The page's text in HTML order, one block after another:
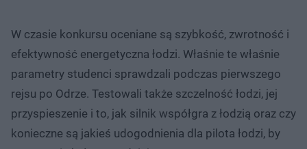
W czasie konkursu oceniane są szybkość, zwrotność i
efektywność energetyczna łodzi. Właśnie te właśnie
parametry studenci sprawdzali podczas pierwszego
rejsu po Odrze. Testowali także szczelność łodzi, jej
przyspieszenie i to, jak silnik współgra z łodzią oraz czy
konieczne są jakieś udogodnienia dla pilota łodzi, by